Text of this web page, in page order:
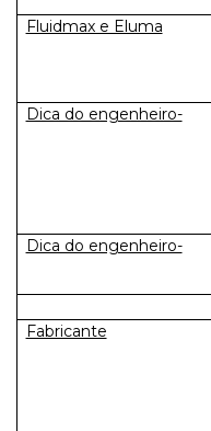
Fluidmax e Eluma
Dica do engenheiro-
Dica do engenheiro-
Fabricante